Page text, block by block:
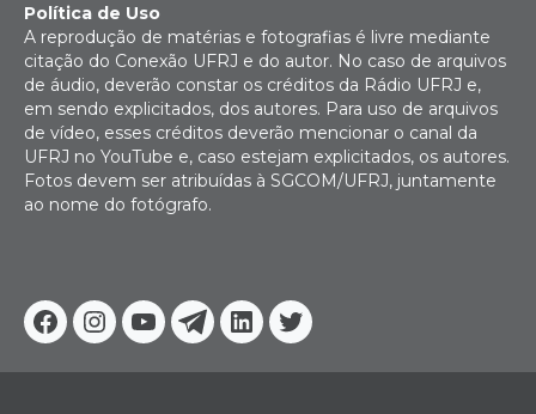
Facebook
Instagram
YoutubeTelegram
Linkedin
Twitter
Política de Uso
A reprodução de matérias e fotografias é livre mediante
citação do Conexão UFRJ e do autor. No caso de arquivos
de áudio, deverão constar os créditos da Rádio UFRJ e,
em sendo explicitados, dos autores. Para uso de arquivos
de vídeo, esses créditos deverão mencionar o canal da
UFRJ no YouTube e, caso estejam explicitados, os autores.
Fotos devem ser atribuídas à SGCOM/UFRJ, juntamente
ao nome do fotógrafo.